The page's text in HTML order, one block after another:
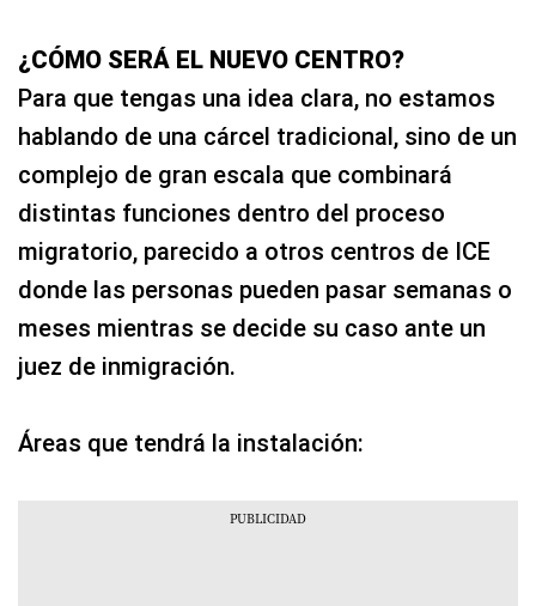
¿CÓMO SERÁ EL NUEVO CENTRO?
Para que tengas una idea clara, no estamos
hablando de una cárcel tradicional, sino de un
complejo de gran escala que combinará
distintas funciones dentro del proceso
migratorio, parecido a otros centros de ICE
donde las personas pueden pasar semanas o
meses mientras se decide su caso ante un
juez de inmigración.
Áreas que tendrá la instalación: